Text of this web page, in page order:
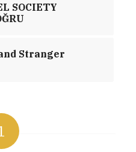
SOCIETY
Stranger